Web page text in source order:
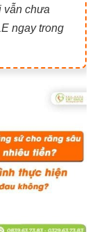
vẫn chưa
ngay trong